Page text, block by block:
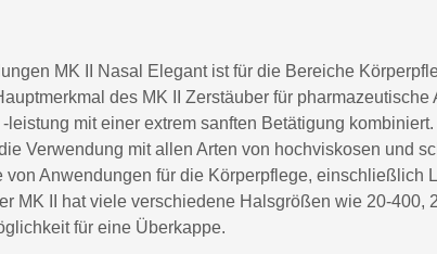
MK II Nasal Elegant ist für die Bereiche
des MK II Zerstäuber für
mit einer extrem sanften Betätigung
Verwendung mit allen Arten von hochviskosen und
Anwendungen für die Körperpflege, einschließlich
MK II hat viele verschiedene Halsgrößen wie 20-400,
für eine Überkappe.